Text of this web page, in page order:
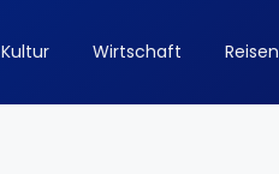
Kultur Wirtschaft Reisen